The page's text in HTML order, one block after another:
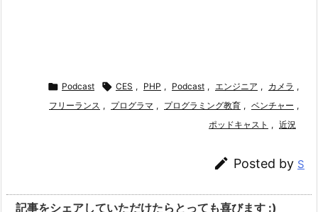
 Podcast  CES , PHP , Podcast , エンジニア , カメラ ,
フリーランス , プログラマ , プログラミング教育 , ベンチャー ,
ポッドキャスト , 近況
 Posted by S
記事をシェアしていただけたらとっても喜びます :)